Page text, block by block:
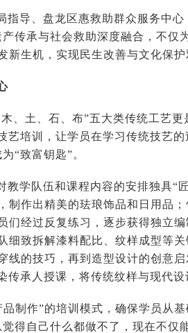
指导、盘龙区惠救助群众服务中
传承与社会救助深度融合，不仅
新生机，实现民生改善与文化保护
、土、石、布”五大类传统工艺
艺培训，让学员在学习传统技艺
“致富钥匙”。
教学队伍和课程内容的安排独具“
制作出精美的珐琅饰品和日用品
们经过反复练习，逐步获得独立
细致拆解漆料配比、纹样成型等
线的技巧，再到造型设计的创意
传承人授课，将传统纹样与现代
制作”的培训模式，确保学员从
得自己什么都做不了，现在不仅